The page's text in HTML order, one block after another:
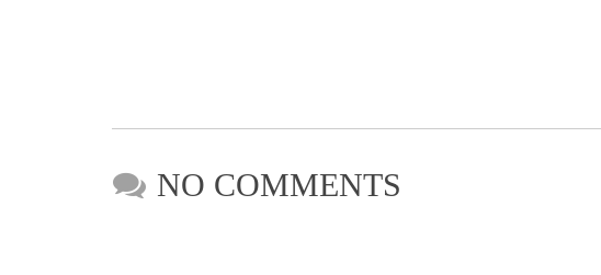
NO COMMENTS